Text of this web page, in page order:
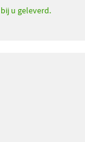
u geleverd.